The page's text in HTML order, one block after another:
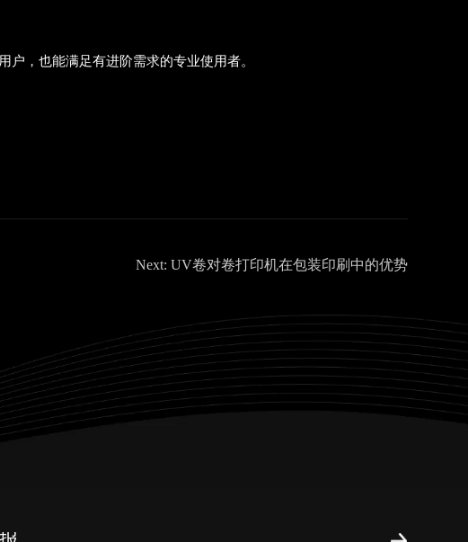
户，也能满足有进阶需求的专业使用者。
Next: UV卷对卷打印机在包装印刷中的优势